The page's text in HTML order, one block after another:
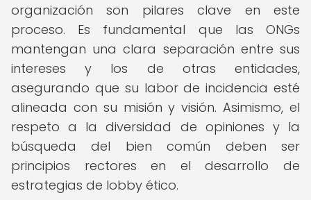
organización son pilares clave en este
proceso. Es fundamental que las ONGs
mantengan una clara separación entre sus
intereses y los de otras entidades,
asegurando que su labor de incidencia esté
alineada con su misión y visión. Asimismo, el
respeto a la diversidad de opiniones y la
búsqueda del bien común deben ser
principios rectores en el desarrollo de
estrategias de lobby ético.